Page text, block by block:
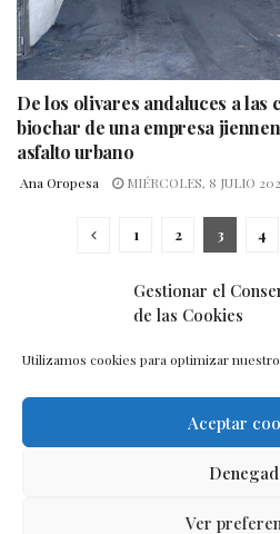
Gestionar el
de las Cookies
Utilizamos cookies para optimizar
Aceptar
Ver
De los olivares andaluces a las
biochar de una empresa
asfalto urbano
Ana Oropesa MIÉRCOLES, 8 JULIO
1 2 3 4
Política de